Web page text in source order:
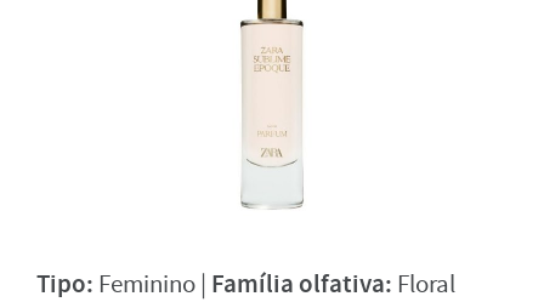
Tipo: Feminino | Família olfativa: Floral